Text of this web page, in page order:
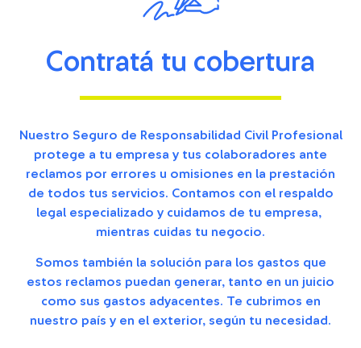
Contratá tu cobertura
Nuestro Seguro de Responsabilidad Civil Profesional
protege a tu empresa y tus colaboradores ante
reclamos por errores u omisiones en la prestación
de todos tus servicios. Contamos con el respaldo
legal especializado y cuidamos de tu empresa,
mientras cuidas tu negocio.
Somos también la solución para los gastos que
estos reclamos puedan generar, tanto en un juicio
como sus gastos adyacentes. Te cubrimos en
nuestro país y en el exterior, según tu necesidad.